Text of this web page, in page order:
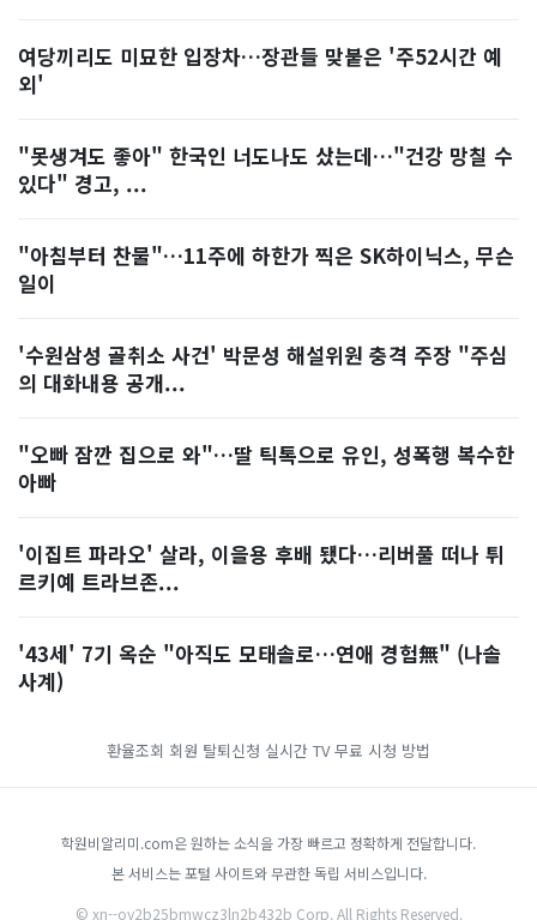
여당끼리도 미묘한 입장차…장관들 맞붙은 '주52시간 예
외'
"못생겨도 좋아" 한국인 너도나도 샀는데…"건강 망칠 수
있다" 경고, ...
"아침부터 찬물"…11주에 하한가 찍은 SK하이닉스, 무슨
일이
'수원삼성 골취소 사건' 박문성 해설위원 충격 주장 "주심
의 대화내용 공개...
"오빠 잠깐 집으로 와"…딸 틱톡으로 유인, 성폭행 복수한
아빠
'이집트 파라오' 살라, 이을용 후배 됐다…리버풀 떠나 튀
르키예 트라브존...
'43세' 7기 옥순 "아직도 모태솔로…연애 경험無" (나솔
사계)
환율조회 회원 탈퇴신청 실시간 TV 무료 시청 방법
학원비알리미.com은 원하는 소식을 가장 빠르고 정확하게 전달합니다.
본 서비스는 포털 사이트와 무관한 독립 서비스입니다.
© xn--oy2b25bmwcz3ln2b432b Corp. All Rights Reserved.